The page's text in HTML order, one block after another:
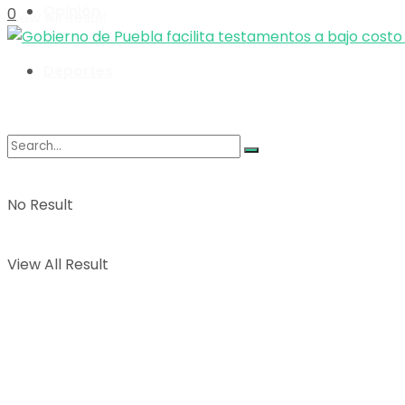
View All Result
No Result
View All Result
0